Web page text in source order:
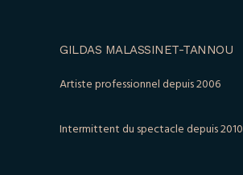
GILDAS MALASSINET-TANNOU
Artiste professionnel depuis 2006
Intermittent du spectacle depuis 2010